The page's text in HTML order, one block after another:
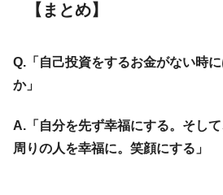
【まとめ】
Q.「自己投資をするお金がない時
か」
A.「自分を先ず幸福にする。そして
周りの人を幸福に。笑顔にする」